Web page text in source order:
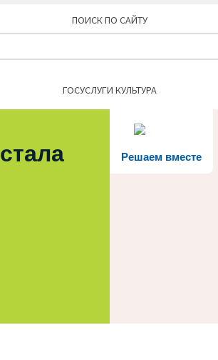
ПОИСК ПО САЙТУ
ГОСУСЛУГИ КУЛЬТУРА
Решаем вместе